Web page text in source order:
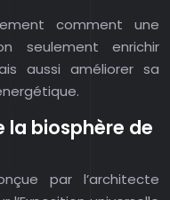
comment une
seulement enrichir
aussi améliorer sa
la biosphère de
par l’architecte